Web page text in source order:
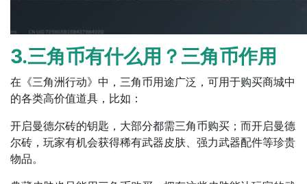
3.三角币有什么用？三角币作用
在《三角洲行动》中，三角币用途广泛，可用于购买商城中
的各类高价值道具，比如：
开启曼德尔砖的钥匙，大部分都需三角币购买；而开启曼德
尔砖，玩家有机会获得稀有武器皮肤、强力武器配件等珍贵
物品。